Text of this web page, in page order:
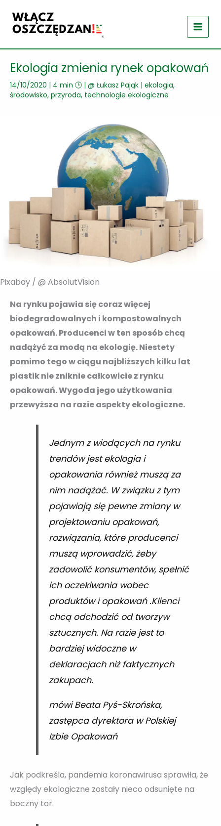
treści
Ekologia zmienia rynek opakowań
14/10/2020 | 4 min 🕒 | @ Łukasz Pająk | ekologia,
środowisko, przyroda, technologie ekologiczne
Pixabay / @ AbsolutVision
Na rynku pojawia się coraz więcej
biodegradowalnych i kompostowalnych
opakowań. Producenci w ten sposób chcą
nadążyć za modą na ekologię. Niestety
pomimo tego w ciągu najbliższych kilku lat
plastik nie zniknie całkowicie z rynku
opakowań. Wygoda jego użytkowania
przewyższa na razie aspekty ekologiczne.
Jednym z wiodących na rynku
trendów jest ekologia i
opakowania również muszą za
nim nadążać. W związku z tym
pojawiają się pewne zmiany w
projektowaniu opakowań,
rozwiązania, które producenci
muszą wprowadzić, żeby
zadowolić konsumentów, spełnić
ich oczekiwania wobec
produktów i opakowań .Klienci
chcą odchodzić od tworzyw
sztucznych. Na razie jest to
bardziej widoczne w
deklaracjach niż faktycznych
zakupach.
mówi Beata Pyś-Skrońska,
zastępca dyrektora w Polskiej
Izbie Opakowań
Jak podkreśla, pandemia koronawirusa sprawiła, że
względy ekologiczne zostały nieco odsunięte na
boczny tor.